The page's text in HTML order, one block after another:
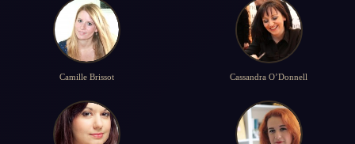
Camille Brissot Cassandra O’Donnell